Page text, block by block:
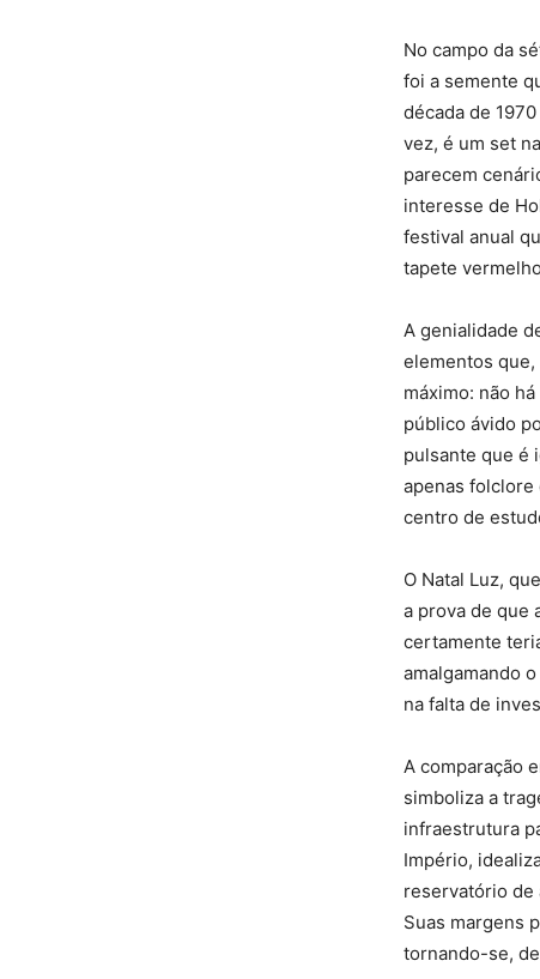
No campo da
foi a semente
década de
vez, é um set
parecem
interesse de
festival anual
tapete
A genialidade
elementos que,
máximo: não
público ávido
pulsante que é
apenas folclore
centro de
O Natal Luz,
a prova de que
certamente
amalgamando
na falta de
A comparação
simboliza a
infraestrutura
Império,
reservatório de
Suas margens
tornando-se,